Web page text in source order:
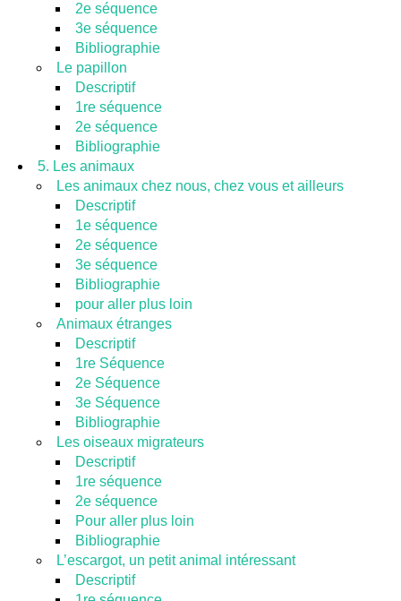
2e séquence
3e séquence
Bibliographie
Le papillon
Descriptif
1re séquence
2e séquence
Bibliographie
5. Les animaux
Les animaux chez nous, chez vous et ailleurs
Descriptif
1e séquence
2e séquence
3e séquence
Bibliographie
pour aller plus loin
Animaux étranges
Descriptif
1re Séquence
2e Séquence
3e Séquence
Bibliographie
Les oiseaux migrateurs
Descriptif
1re séquence
2e séquence
Pour aller plus loin
Bibliographie
L’escargot, un petit animal intéressant
Descriptif